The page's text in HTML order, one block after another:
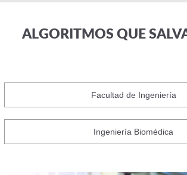
ALGORITMOS QUE
Facultad de Ingeniería
Ingeniería Biomédica